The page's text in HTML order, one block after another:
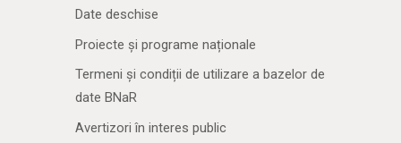
Date deschise
Proiecte și programe naționale
Termeni și condiții de utilizare a bazelor de
date BNaR
Avertizori în interes public